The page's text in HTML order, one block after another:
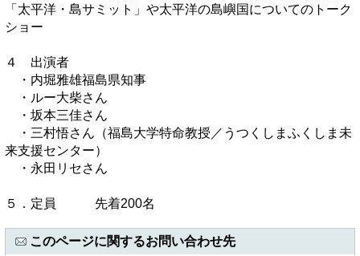
「太平洋・島サミット」や太平洋の島嶼国についてのトーク
ショー
４ 出演者
・内堀雅雄福島県知事
・ルー大柴さん
・坂本三佳さん
・三村悟さん（福島大学特命教授／うつくしまふくしま未
来支援センター）
・永田リセさん
５．定員 先着200名
このページに関するお問い合わせ先